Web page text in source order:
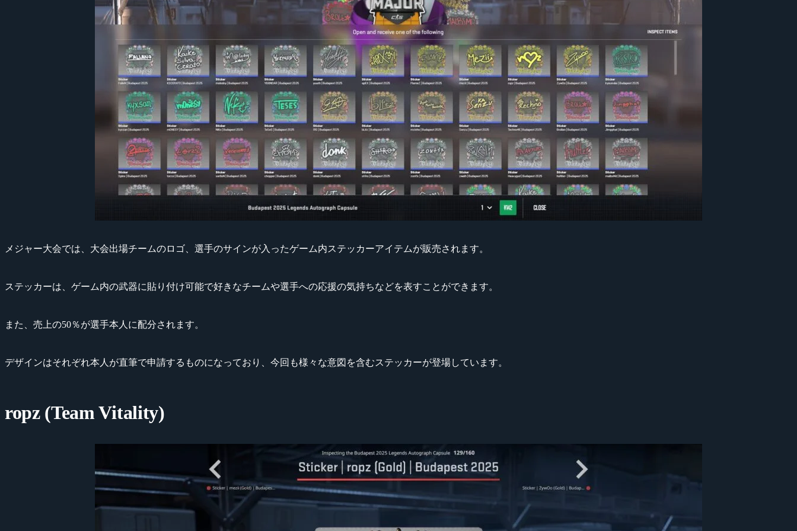
メジャー大会では、大会出場チームのロゴ、選手のサインが入ったゲーム内ステッカーアイテムが販売されます。
ステッカーは、ゲーム内の武器に貼り付け可能で好きなチームや選手への応援の気持ちなどを表すことができます。
また、売上の50％が選手本人に配分されます。
デザインはそれぞれ本人が直筆で申請するものになっており、今回も様々な意図を含むステッカーが登場しています。
ropz (Team Vitality)